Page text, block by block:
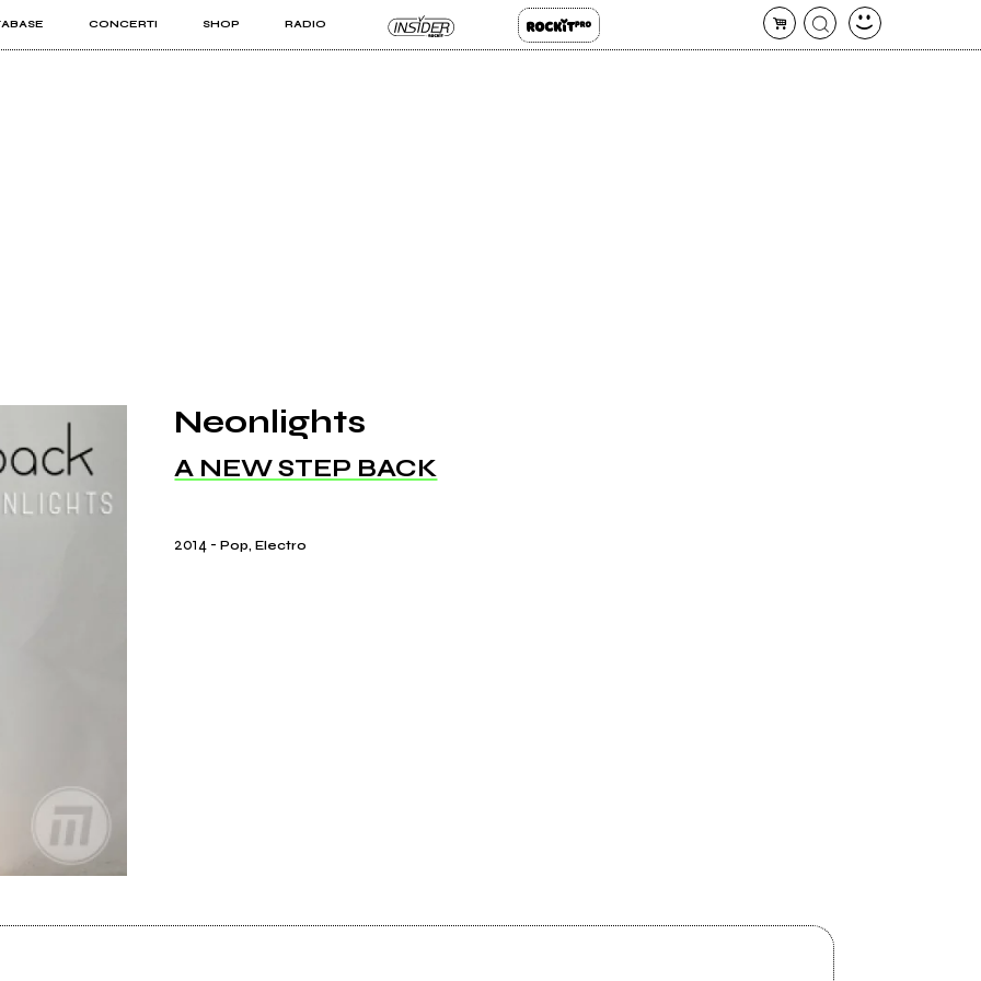
CONCERTI SHOP RADIO
PRO
Neonlights
A NEW STEP BACK
2014 -Pop, Electro